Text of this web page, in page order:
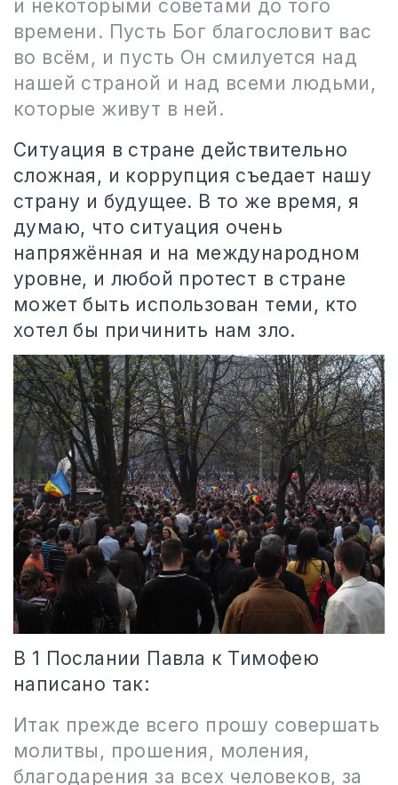
и некоторыми советами до того
времени. Пусть Бог благословит вас
во всём, и пусть Он смилуется над
нашей страной и над всеми людьми,
которые живут в ней.
Ситуация в стране действительно
сложная, и коррупция съедает нашу
страну и будущее. В то же время, я
думаю, что ситуация очень
напряжённая и на международном
уровне, и любой протест в стране
может быть использован теми, кто
хотел бы причинить нам зло.
В 1 Послании Павла к Тимофею
написано так:
Итак прежде всего прошу совершать
молитвы, прошения, моления,
благодарения за всех человеков, за